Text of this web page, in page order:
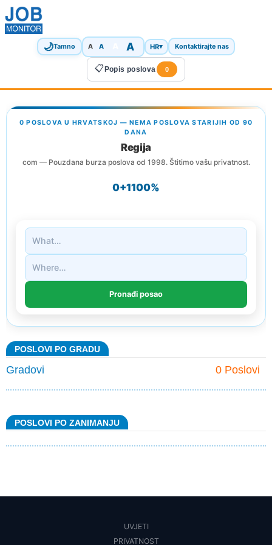
🌙Tamno A A A HR▾ Kontaktirajte nas
📋Popis poslova 0
0 POSLOVA U HRVATSKOJ — NEMA POSLOVA STARIJIH OD 90
DANA
Regija
com — Pouzdana burza poslova od 1998. Štitimo vašu privatnost.
0+1100%
POSLOVI PO GRADU
0 Poslovi
Gradovi
POSLOVI PO ZANIMANJU
UVJETI
PRIVATNOST